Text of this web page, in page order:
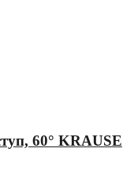
60° KRAUSE